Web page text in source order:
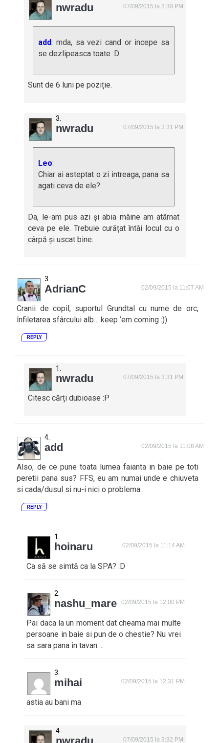
nwradu 07/09/2015 la 3:30 PM
add: mda, sa vezi cand or incepe sa
se dezlipeasca toate :D
Sunt de 6 luni pe poziție.
nwradu 07/09/2015 la 3:31 PM
Leo:
Chiar ai asteptat o zi intreaga, pana sa
agati ceva de ele?
Da, le-am pus azi și abia mâine am atârnat
ceva pe ele. Trebuie curățat întâi locul cu o
cârpă și uscat bine.
AdrianC 02/09/2015 la 11:07 AM
Cranii de copil, suportul Grundtal cu nume de orc,
înfiletarea sfârcului alb… keep ’em coming :))
REPLY
nwradu 07/09/2015 la 3:31 PM
Citesc cărți dubioase :P
add 02/09/2015 la 11:08 AM
Also, de ce pune toata lumea faianta in baie pe toti
peretii pana sus? FFS, eu am numai unde e chiuveta
si cada/dusul si nu-i nici o problema.
REPLY
hoinaru 02/09/2015 la 11:14 AM
Ca să se simtă ca la SPA? :D
nashu_mare 02/09/2015 la 12:00 PM
Pai daca la un moment dat cheama mai multe
persoane in baie si pun de o chestie? Nu vrei
sa sara pana in tavan….
mihai 02/09/2015 la 12:31 PM
astia au bani ma
07/09/2015 la 3:32 PM